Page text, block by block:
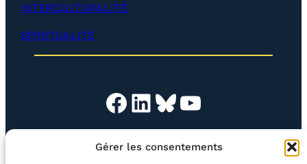
Gérer les consentements
INTERCULTURALITÉ
SPIRITUALITÉ
Facebook LinkedIn Bluesky YouTube